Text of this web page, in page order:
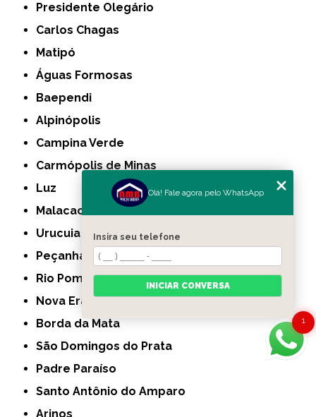
Presidente Olegário
Carlos Chagas
Matipó
Águas Formosas
Baependi
Alpinópolis
Campina Verde
Carmópolis de Minas
Luz
Malacacheta
Urucuia
Peçanha
Rio Pomba
Nova Era
Borda da Mata
São Domingos do Prata
Padre Paraíso
Santo Antônio do Amparo
Arinos
1
Olá! Fale agora pelo WhatsApp
Insira seu telefone
INICIAR CONVERSA